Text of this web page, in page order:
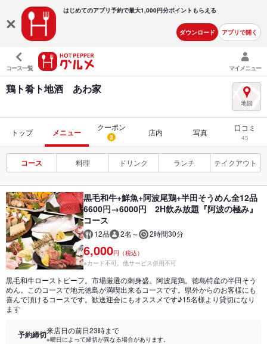
はじめてのアプリ予約で最大1,000円分ポイントもらえる
ダウンロード アプリで開く
コース一覧 マイメニュー
鶏ト肴ト地酒 あわ家
トップ メニュー
クーポン
3 店内 写真 口コミ
45
コース 料理 ドリンク ランチ テイクアウト
黒毛和牛+鮮魚+阿波尾鶏+半田そうめん全12品
6600円→6000円 2H飲み放題『阿波の極み』
コース
12品 2名～ 2時間30分
6,000円（税込）
※カード不可。他サービス併用不可
黒毛和牛ローストビーフ。市場厳選の刺身盛。阿波尾鶏。徳島特産の半田そう
めん。このコースで地元徳島が満喫出来るコースです。県外からのお客様にも
喜んで頂けるコースです。歓送迎会にもオススメです♪15名様より貸切になり
ます
予約締切来店日の前日23時まで
※曜日によって締切が異なる場合があります。